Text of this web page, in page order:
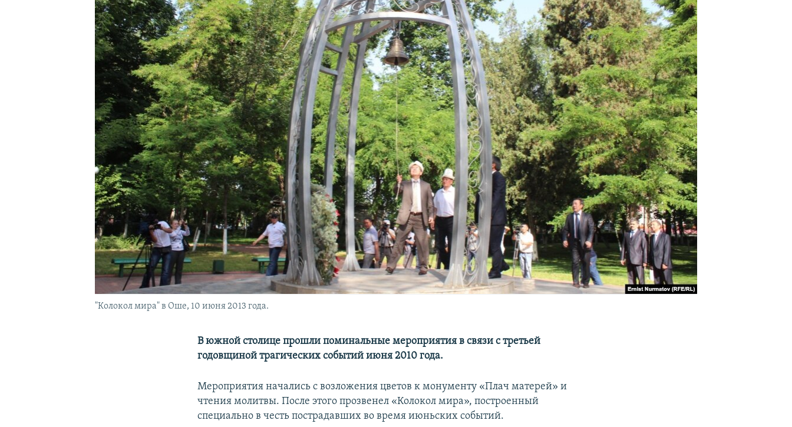
"Колокол мира" в Оше, 10 июня 2013 года.
В южной столице прошли поминальные мероприятия в связи с третьей
годовщиной трагических событий июня 2010 года.
Мероприятия начались с возложения цветов к монументу «Плач матерей» и
чтения молитвы. После этого прозвенел «Колокол мира», построенный
специально в честь пострадавших во время июньских событий.